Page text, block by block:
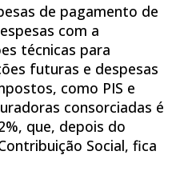
de pagamento de
com a
técnicas para
futuras e despesas
como PIS e
consorciadas é
que, depois do
Social, fica